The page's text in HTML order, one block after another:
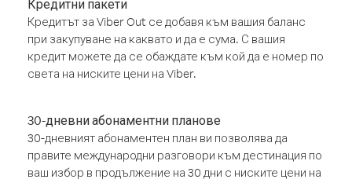
Кредитни пакети
Кредитът за Viber Out се добавя към вашия баланс
при закупуване на каквато и да е сума. С вашия
кредит можете да се обаждате към кой да е номер по
света на ниските цени на Viber.
30-дневни абонаментни планове
30-дневният абонаментен план ви позволява да
правите международни разговори към дестинация по
ваш избор в продължение на 30 дни с ниските цени на